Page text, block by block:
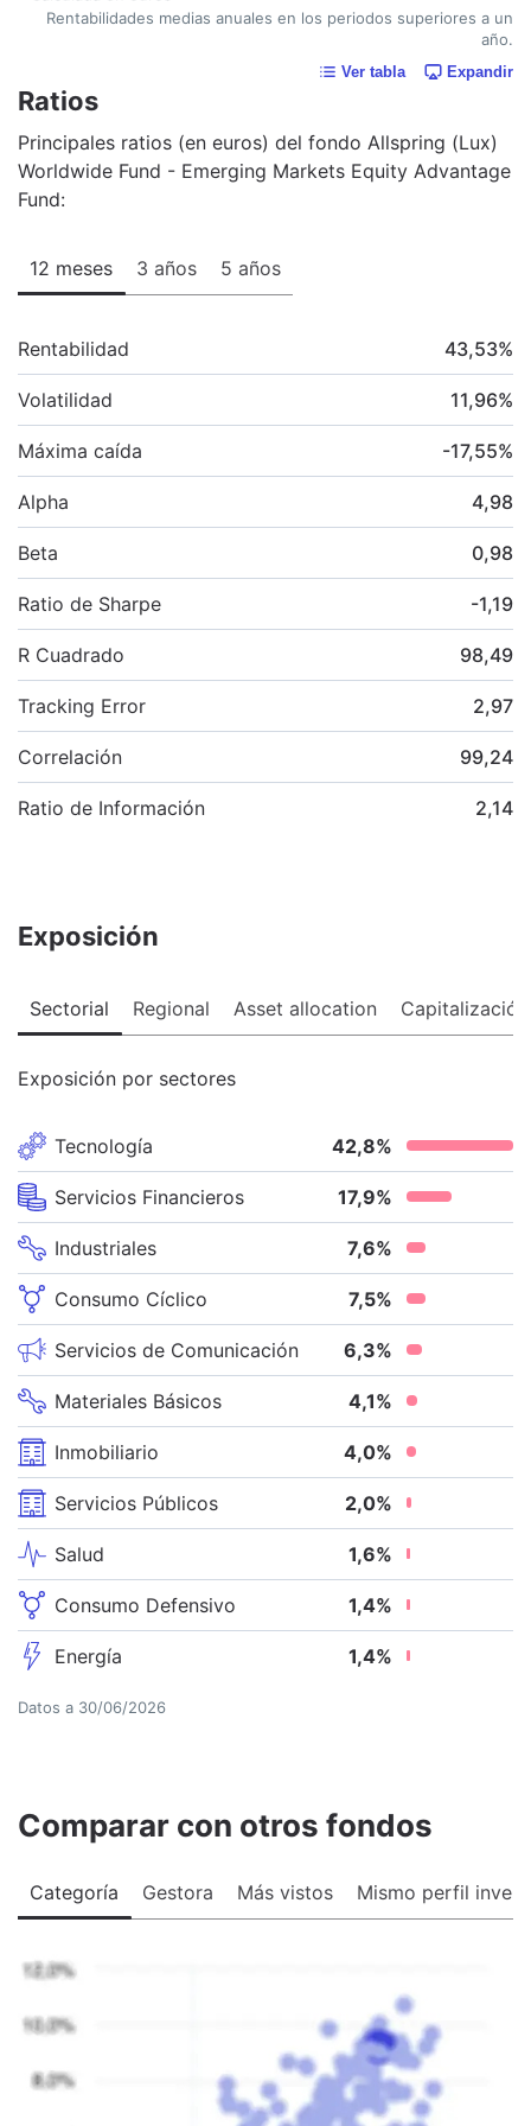
Rentabilidades medias anuales en los periodos superiores a un
año.
Ver tabla Expandir
Ratios
Principales ratios (en euros) del fondo Allspring (Lux)
Worldwide Fund - Emerging Markets Equity Advantage
Fund:
12 meses 3 años 5 años
Rentabilidad 43,53%
Volatilidad 11,96%
Máxima caída -17,55%
Alpha 4,98
Beta 0,98
Ratio de Sharpe -1,19
R Cuadrado 98,49
Tracking Error 2,97
Correlación 99,24
Ratio de Información 2,14
Exposición
Sectorial Regional Asset allocation Capitalización
Exposición por sectores
Tecnología 42,8%
Servicios Financieros 17,9%
Industriales 7,6%
Consumo Cíclico 7,5%
Servicios de Comunicación 6,3%
Materiales Básicos 4,1%
Inmobiliario 4,0%
Servicios Públicos 2,0%
Salud 1,6%
Consumo Defensivo 1,4%
Energía 1,4%
Datos a 30/06/2026
Comparar con otros fondos
Categoría Gestora Más vistos Mismo perfil